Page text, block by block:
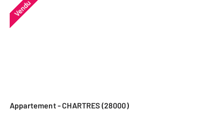
Vendu
Appartement - CHARTRES (28000)